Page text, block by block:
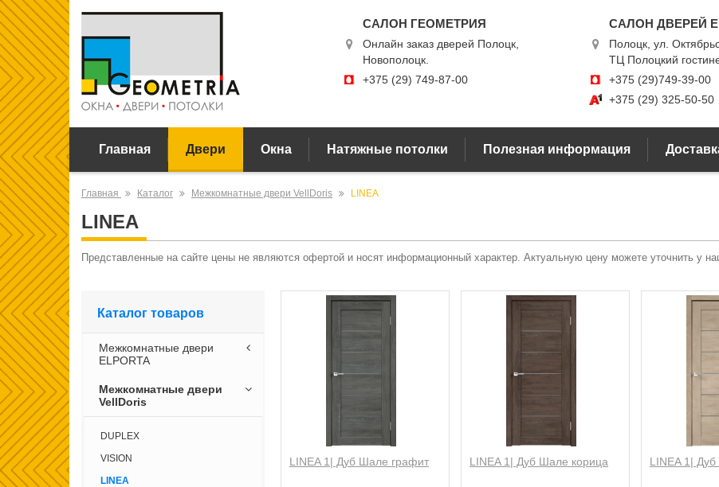
САЛОН ГЕОМЕТРИЯ
Онлайн заказ дверей Полоцк,
Новополоцк.
+375 (29) 749-87-00
САЛОН ДВЕРЕЙ
Полоцк, ул.
ТЦ Полоцкий
+375 (29)749-39-00
+375 (29) 325-50-50
Главная Двери Окна Натяжные потолки Полезная информация
Главная Каталог Межкомнатные двери VellDoris LINEA
LINEA
Представленные на сайте цены не являются офертой и носят информационный характер. Актуальную цену можете уточнить у
Каталог товаров
Межкомнатные двери
ELPORTA
Межкомнатные двери
VellDoris
DUPLEX
VISION
LINEA
LINEA 1| Дуб Шале графит LINEA 1| Дуб Шале корица LINEA 1|